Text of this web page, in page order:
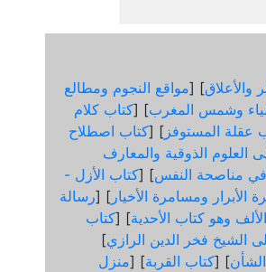
والأعلاق] [مواقع النجوم ومطالع
وشمس المغرب] [كتاب كلام
عقلة المستوفز ] [كتاب اصطلاح
العلوم الذوقية والمعارف
مناصحة النفس] [كتاب الأزل -
الأبرار ومسامرة الأخيار ] [رسالة
وهو كتاب الأحدية] [كتاب
الشيخ فخر الدين الرازي]
] [كتاب القربة] [منزل